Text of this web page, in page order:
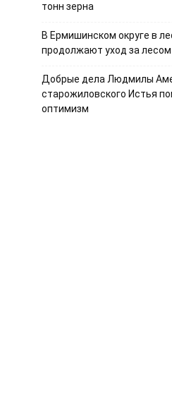
тонн зерна
В Ермишинском округе в
продолжают уход за лесом
Добрые дела Людмилы
старожиловского Истья
оптимизм